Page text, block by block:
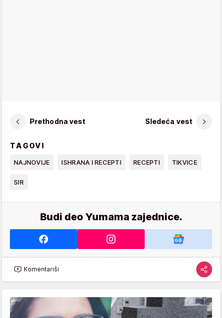
Prethodna vest Sledeća vest
TAGOVI
NAJNOVIJE ISHRANA I RECEPTI RECEPTI TIKVICE
SIR
Budi deo Yumama zajednice.
Komentariši